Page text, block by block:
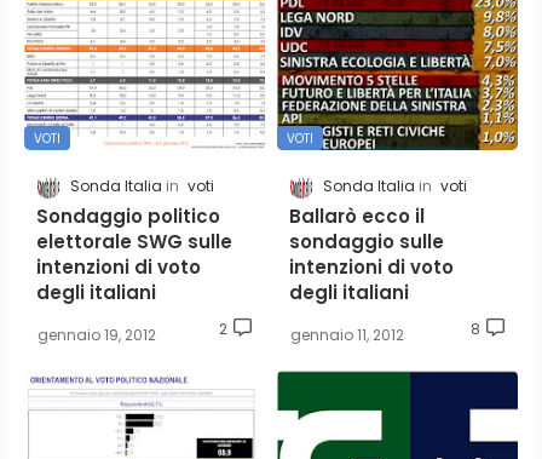
VOTI
Sonda Italia voti
Sondaggio politico
elettorale SWG sulle
intenzioni di voto
degli italiani
gennaio 19, 2012 2
VOTI
Sonda Italia voti
Ballarò ecco il
sondaggio sulle
intenzioni di voto
degli italiani
gennaio 11, 2012 8